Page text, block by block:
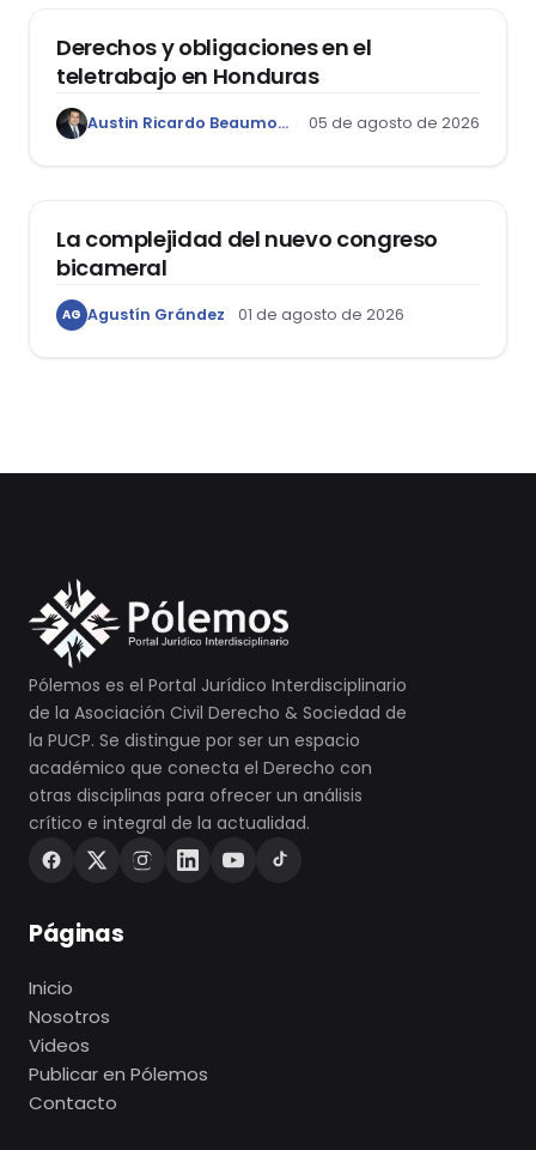
Derechos y obligaciones en el
teletrabajo en Honduras
Austin Ricardo Beaumont Rivera 05 de agosto de 2026
La complejidad del nuevo congreso
bicameral
AG Agustín Grández 01 de agosto de 2026
Pólemos es el Portal Jurídico Interdisciplinario
de la Asociación Civil Derecho & Sociedad de
la PUCP. Se distingue por ser un espacio
académico que conecta el Derecho con
otras disciplinas para ofrecer un análisis
crítico e integral de la actualidad.
Páginas
Inicio
Nosotros
Videos
Publicar en Pólemos
Contacto